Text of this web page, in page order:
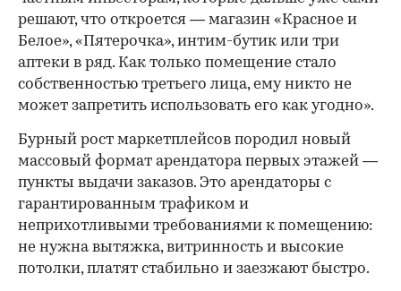
решают, что откроется — магазин «Красное и
Белое», «Пятерочка», интим-бутик или три
аптеки в ряд. Как только помещение стало
собственностью третьего лица, ему никто не
может запретить использовать его как угодно».
Бурный рост маркетплейсов породил новый
массовый формат арендатора первых этажей —
пункты выдачи заказов. Это арендаторы с
гарантированным трафиком и
неприхотливыми требованиями к помещению:
не нужна вытяжка, витринность и высокие
потолки, платят стабильно и заезжают быстро.